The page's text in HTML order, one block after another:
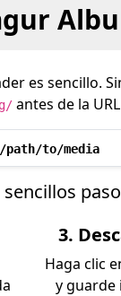
es sencillo.
antes de la
path/to/media
3.
Haga clic
y guarde